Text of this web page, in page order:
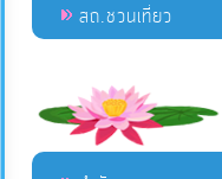
สถ.ชวนเที่ยว